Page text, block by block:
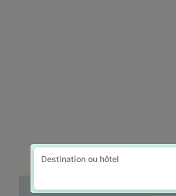
Destination ou hôtel